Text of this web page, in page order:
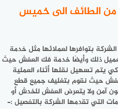
الطائف الى خميس
بتوافرها لعملائها مثل خدمة
ذلك وأيضًا خدمة فك العفش حيث
يتم تسهيل نقلها أثناء العملية
حيث نقوم بتغليف جميع قطع
آمن ولا يتعرض العفش للخدش أو
التي تقدمها الشركة بالتفصيل :-